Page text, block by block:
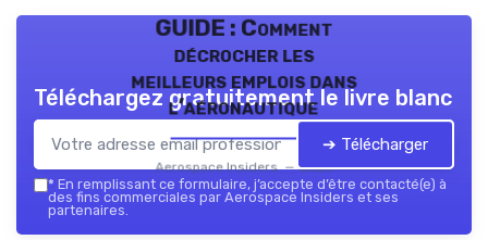
GUIDE : Comment
décrocher les
meilleurs emplois dans
l’aéronautique
Aerospace Insiders — 2026
Téléchargez gratuitement le livre blanc
➔ Télécharger
* En remplissant ce formulaire, j’accepte d’être contacté(e) à
des fins commerciales par Aerospace Insiders et ses
partenaires.